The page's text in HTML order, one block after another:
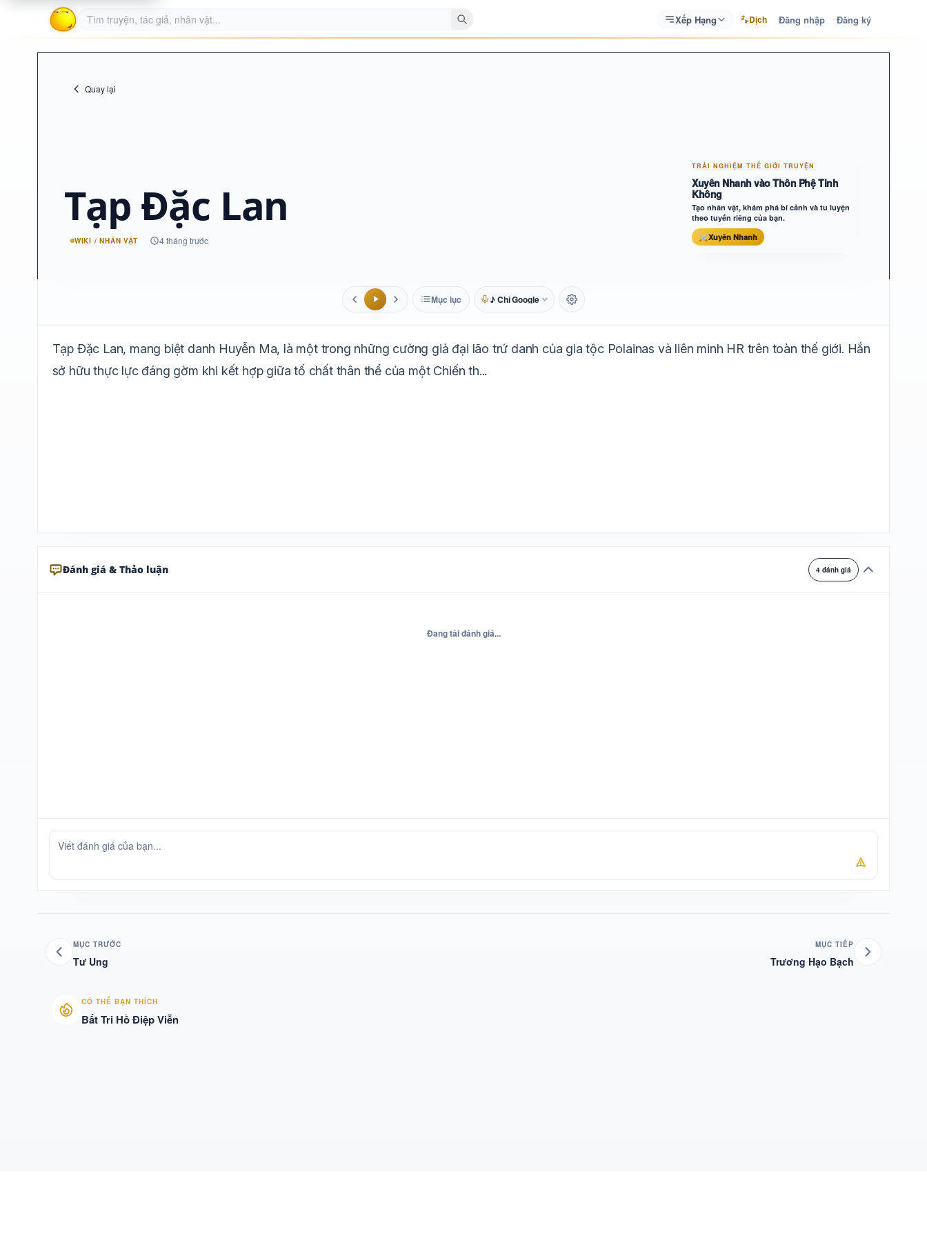
Xếp Hạng Dịch Đăng nhập Đăng ký
Quay lại
Tạp Đặc Lan
WIKI / NHÂN VẬT 4 tháng trước
TRẢI NGHIỆM THẾ GIỚI TRUYỆN
Xuyên Nhanh vào Thôn Phệ Tinh
Không
Tạo nhân vật, khám phá bí cảnh và tu luyện
theo tuyến riêng của bạn.
⚔Xuyên Nhanh
Mục lục ♪ Chị Google
Trắng Vàng
Tạp Đặc Lan, mang biệt danh Huyễn Ma, là một trong những cường giả đại lão trứ danh của gia tộc Polainas và liên minh HR trên toàn thế giới. Hắn
sở hữu thực lực đáng gờm khi kết hợp giữa tố chất thân thể của một Chiến th...
Đánh giá & Thảo luận 4 đánh giá
Đang tải đánh giá...
MỤC TRƯỚC
Tư Ung
MỤC TIẾP
Trương Hạo Bạch
CÓ THỂ BẠN THÍCH
Bất Tri Hồ Điệp Viễn